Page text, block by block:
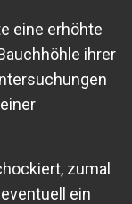
eine erhöhte
ihrer
zumal
ein